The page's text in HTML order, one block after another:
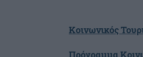
Κοινωνικός